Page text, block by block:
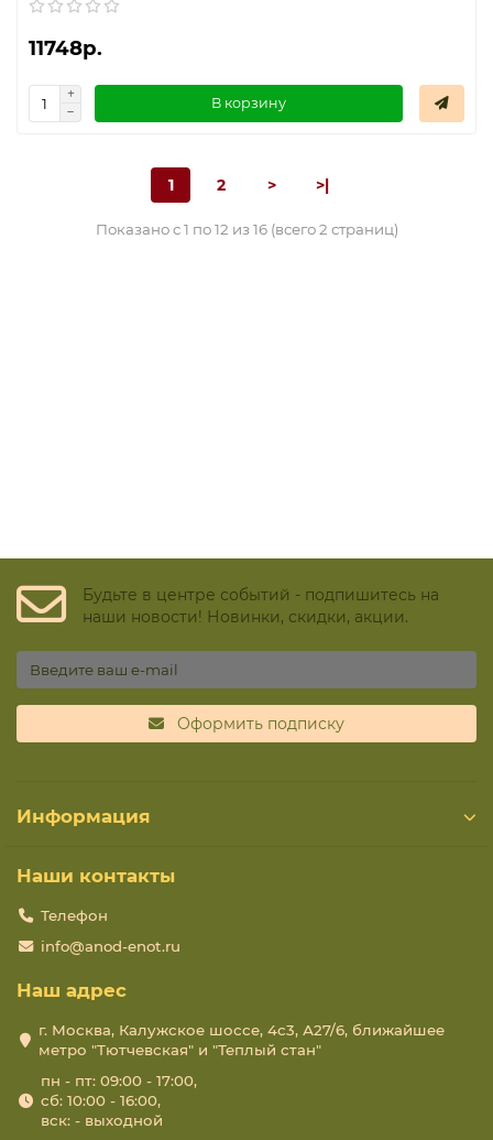
11748р.
В корзину
1 2 > >|
Показано с 1 по 12 из 16 (всего 2 страниц)
Будьте в центре событий - подпишитесь на
наши новости! Новинки, скидки, акции.
Оформить подписку
Информация
Наши контакты
Телефон
info@anod-enot.ru
Наш адрес
г. Москва, Калужское шоссе, 4с3, А27/6, ближайшее
метро "Тютчевская" и "Теплый стан"
пн - пт: 09:00 - 17:00,
сб: 10:00 - 16:00,
вск: - выходной